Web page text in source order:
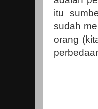
itu
sudah
orang